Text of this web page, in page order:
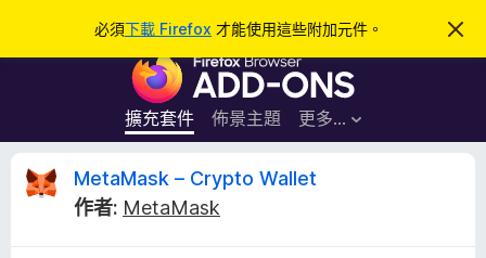
必須下載 Firefox 才能使用這些附加元件。
忽
此
F
r
e
擴充套件 佈景主題 更多…
登入
M
MetaMask – Crypto Wallet
作者: MetaMask